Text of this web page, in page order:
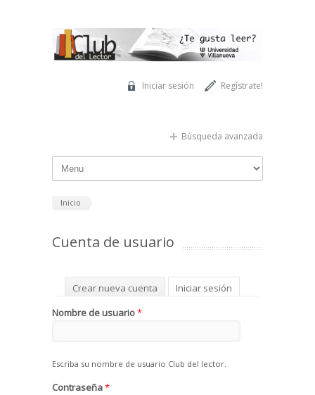
Regístrate!
Iniciar sesión
Búsqueda avanzada
Inicio
Cuenta de usuario
Solapas principales
Crear nueva cuenta Iniciar sesión
Solicitar una nueva contraseña
Nombre de usuario*
Escriba su nombre de usuario Club del lector.
Contraseña*